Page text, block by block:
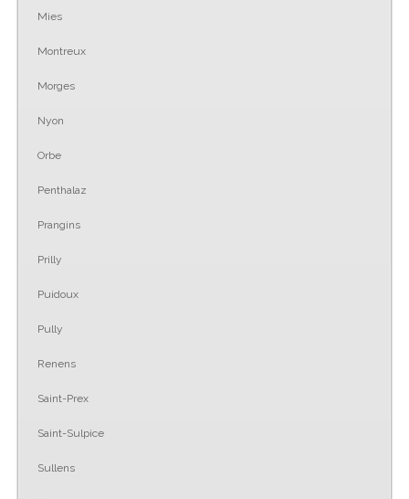
Mies
Montreux
Morges
Nyon
Orbe
Penthalaz
Prangins
Prilly
Puidoux
Pully
Renens
Saint-Prex
Saint-Sulpice
Sullens